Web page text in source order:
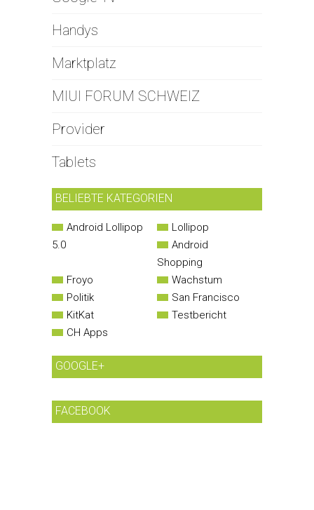
Handys
Marktplatz
MIUI FORUM SCHWEIZ
Provider
Tablets
BELIEBTE KATEGORIEN
Android Lollipop
5.0
Lollipop
Android
Shopping
Froyo
Wachstum
Politik
San Francisco
KitKat
Testbericht
CH Apps
GOOGLE+
FACEBOOK